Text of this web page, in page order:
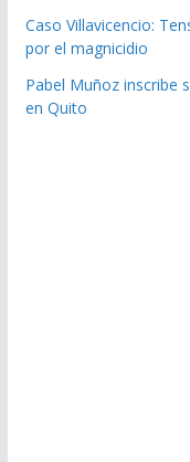
Caso Villavicencio:
por el magnicidio
Pabel Muñoz inscribe
en Quito